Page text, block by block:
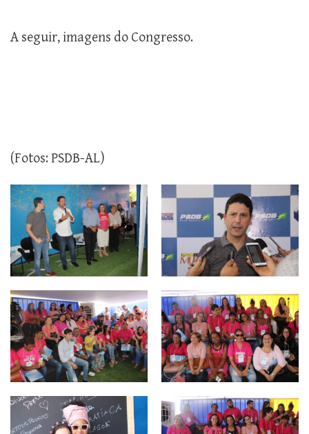
A seguir, imagens do Congresso.
(Fotos: PSDB-AL)